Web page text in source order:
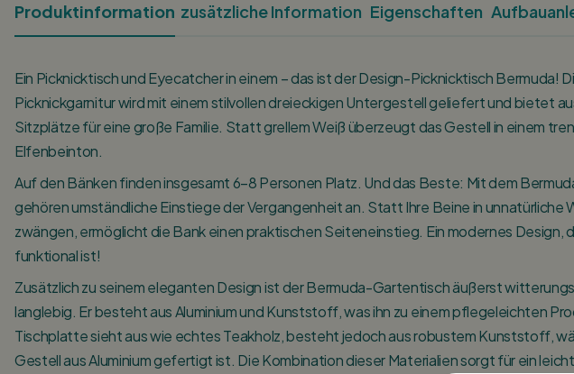
Produktinformation zusätzliche Information Eigenschaften
Ein Picknicktisch und Eyecatcher in einem – das ist der Design-Picknicktisch Bermuda!
Picknickgarnitur wird mit einem stilvollen dreieckigen Untergestell geliefert und bietet
Sitzplätze für eine große Familie. Statt grellem Weiß überzeugt das Gestell in einem
Elfenbeinton.
Auf den Bänken finden insgesamt 6–8 Personen Platz. Und das Beste: Mit dem
gehören umständliche Einstiege der Vergangenheit an. Statt Ihre Beine in unnatürliche
zwängen, ermöglicht die Bank einen praktischen Seiteneinstieg. Ein modernes Design,
funktional ist!
Zusätzlich zu seinem eleganten Design ist der Bermuda-Gartentisch äußerst
langlebig. Er besteht aus Aluminium und Kunststoff, was ihn zu einem pflegeleichten
Tischplatte sieht aus wie echtes Teakholz, besteht jedoch aus robustem Kunststoff,
Gestell aus Aluminium gefertigt ist. Die Kombination dieser Materialien sorgt für ein